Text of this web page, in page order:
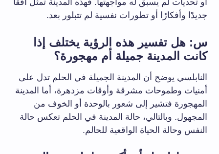
أو تحديات لم يسبق له مواجهتها. فهذه المدينة تمثل أفقًا
جديدًا وأفكارًا أو تطورات نفسية لم تتبلور بعد.
س: هل تفسير هذه الرؤية يختلف إذا
كانت المدينة جميلة أم مهجورة؟
النابلسي يوضح أن المدينة الجميلة في الحلم تدل على
أمنيات وطموحات مشرقة وأوقات مزدهرة، أما المدينة
المهجورة فتشير إلى شعور بالوحدة أو الخوف من
المجهول. وبالتالي، حالة المدينة في الحلم تعكس حالة
النفس وحالة الحياة الواقعية للحالم.